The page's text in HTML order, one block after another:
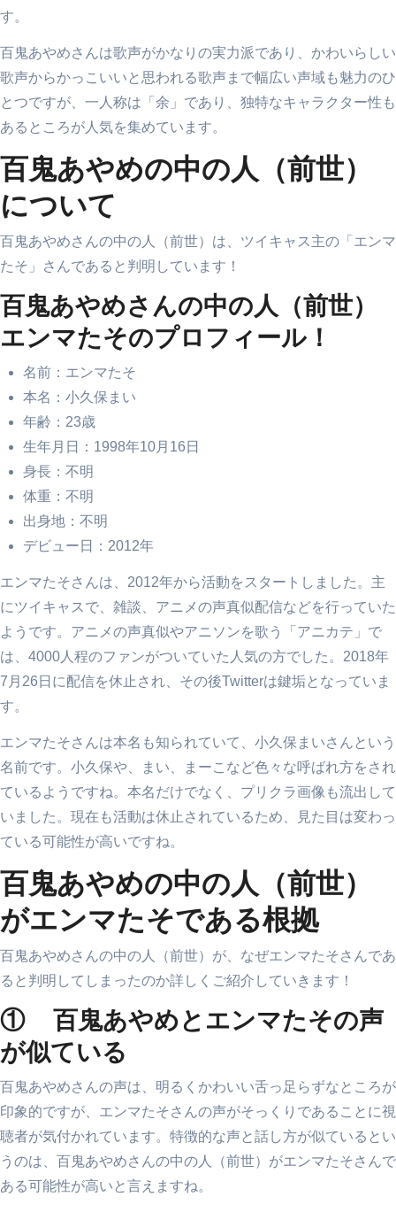
す。
百鬼あやめさんは歌声がかなりの実力派であり、かわいらしい
歌声からかっこいいと思われる歌声まで幅広い声域も魅力のひ
とつですが、一人称は「余」であり、独特なキャラクター性も
あるところが人気を集めています。
百鬼あやめの中の人（前世）
について
百鬼あやめさんの中の人（前世）は、ツイキャス主の「エンマ
たそ」さんであると判明しています！
百鬼あやめさんの中の人（前世）
エンマたそのプロフィール！
名前：エンマたそ
本名：小久保まい
年齢：23歳
生年月日：1998年10月16日
身長：不明
体重：不明
出身地：不明
デビュー日：2012年
エンマたそさんは、2012年から活動をスタートしました。主
にツイキャスで、雑談、アニメの声真似配信などを行っていた
ようです。アニメの声真似やアニソンを歌う「アニカテ」で
は、4000人程のファンがついていた人気の方でした。2018年
7月26日に配信を休止され、その後Twitterは鍵垢となっていま
す。
エンマたそさんは本名も知られていて、小久保まいさんという
名前です。小久保や、まい、まーこなど色々な呼ばれ方をされ
ているようですね。本名だけでなく、プリクラ画像も流出して
いました。現在も活動は休止されているため、見た目は変わっ
ている可能性が高いですね。
百鬼あやめの中の人（前世）
がエンマたそである根拠
百鬼あやめさんの中の人（前世）が、なぜエンマたそさんであ
ると判明してしまったのか詳しくご紹介していきます！
① 百鬼あやめとエンマたその声
が似ている
百鬼あやめさんの声は、明るくかわいい舌っ足らずなところが
印象的ですが、エンマたそさんの声がそっくりであることに視
聴者が気付かれています。特徴的な声と話し方が似ているとい
うのは、百鬼あやめさんの中の人（前世）がエンマたそさんで
ある可能性が高いと言えますね。